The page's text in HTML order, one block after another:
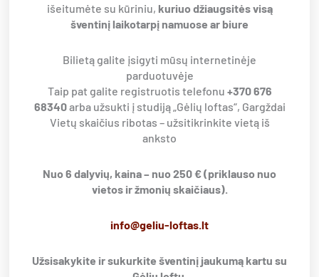
išeitumėte su kūriniu, kuriuo džiaugsitės visą
šventinį laikotarpį namuose ar biure
Bilietą galite įsigyti mūsų internetinėje
parduotuvėje
Taip pat galite registruotis telefonu +370 676
68340arba užsukti į studiją „Gėlių loftas“, Gargždai
Vietų skaičius ribotas – užsitikrinkite vietą iš
anksto
Nuo 6 dalyvių, kaina – nuo 250 € (priklauso nuo
vietos ir žmonių skaičiaus).
info@geliu-loftas.lt
Užsisakykite ir sukurkite šventinį jaukumą kartu su